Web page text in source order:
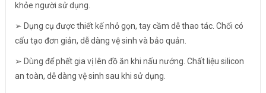
khỏe người sử dụng.
➢ Dụng cụ được thiết kế nhỏ gọn, tay cầm dễ thao tác. Chổi có
cấu tạo đơn giản, dễ dàng vệ sinh và bảo quản.
➢ Dùng để phết gia vị lên đồ ăn khi nấu nướng. Chất liệu silicon
an toàn, dễ dàng vệ sinh sau khi sử dụng.